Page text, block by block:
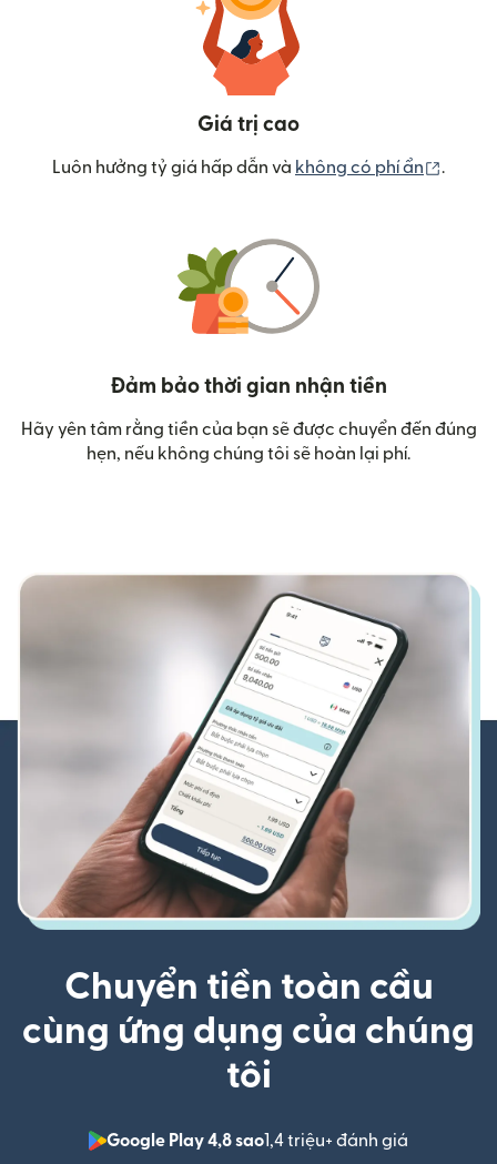
Giá trị cao
Luôn hưởng tỷ giá hấp dẫn và không có phí ẩn .
Đảm bảo thời gian nhận tiền
Hãy yên tâm rằng tiền của bạn sẽ được chuyển đến đúng
hẹn, nếu không chúng tôi sẽ hoàn lại phí.
Chuyển tiền toàn cầu
cùng ứng dụng của chúng
tôi
Google Play 4,8 sao1,4 triệu+ đánh giá